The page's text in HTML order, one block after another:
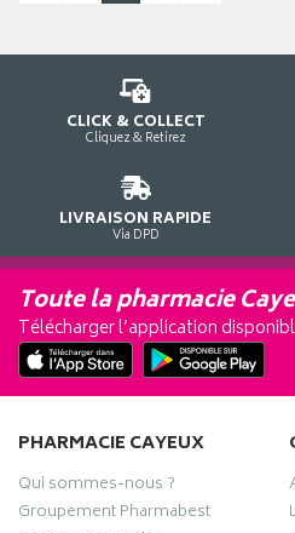
CLICK & COLLECT
Cliquez & Retirez
LIVRAISON RAPIDE
Via DPD
Toute la pharmacie
Télécharger l’application
PHARMACIE CAYEUX
Qui sommes-nous ?
Groupement Pharmabest